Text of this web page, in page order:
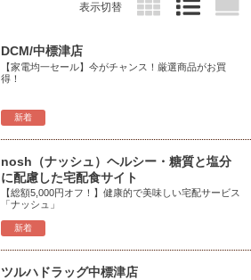
表示切替
新着
DCM/中標津店
【家電均一セール】今がチャンス！厳選商品がお買
得！
新着
nosh（ナッシュ）ヘルシー・糖質と塩分
に配慮した宅配食サイト
【総額5,000円オフ！】健康的で美味しい宅配サービス
「ナッシュ」
ツルハドラッグ中標津店